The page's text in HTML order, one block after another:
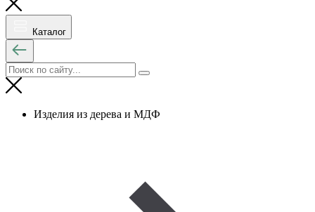
Каталог
Изделия из дерева и МДФ